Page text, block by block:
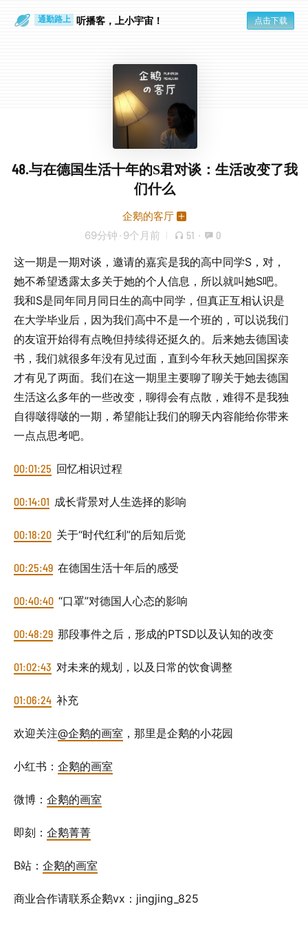
通勤路上 听播客，上小宇宙！ 点击下载
48.与在德国生活十年的S君对谈：生活改变了我
们什么
企鹅的客厅
69分钟 · 9个月前 51 · 0
这一期是一期对谈，邀请的嘉宾是我的高中同学S，对，
她不希望透露太多关于她的个人信息，所以就叫她S吧。
我和S是同年同月同日生的高中同学，但真正互相认识是
在大学毕业后，因为我们高中不是一个班的，可以说我们
的友谊开始得有点晚但持续得还挺久的。后来她去德国读
书，我们就很多年没有见过面，直到今年秋天她回国探亲
才有见了两面。我们在这一期里主要聊了聊关于她去德国
生活这么多年的一些改变，聊得会有点散，难得不是我独
自得啵得啵的一期，希望能让我们的聊天内容能给你带来
一点点思考吧。
00:01:25 回忆相识过程
00:14:01 成长背景对人生选择的影响
00:18:20 关于“时代红利”的后知后觉
00:25:49 在德国生活十年后的感受
00:40:40 “口罩”对德国人心态的影响
00:48:29 那段事件之后，形成的PTSD以及认知的改变
01:02:43 对未来的规划，以及日常的饮食调整
01:06:24 补充
欢迎关注@企鹅的画室 ，那里是企鹅的小花园
小红书： 企鹅的画室
微博： 企鹅的画室
即刻： 企鹅菁菁
B站： 企鹅的画室
商业合作请联系企鹅vx：jingjing_825